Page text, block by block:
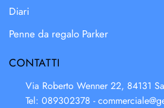
Diari
Penne da regalo Parker
CONTATTI
Via Roberto Wenner 22, 84131
Tel: 089302378 -